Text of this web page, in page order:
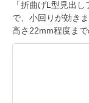
「折曲げL型見出
で、小回りが効き
高さ22mm程度まで